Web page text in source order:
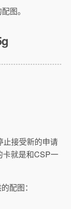
图。
止接受新的申请
卡就是和CSP一
配图：